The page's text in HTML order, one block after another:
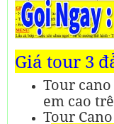
Giá tour 3
Tour
em cao
Tour